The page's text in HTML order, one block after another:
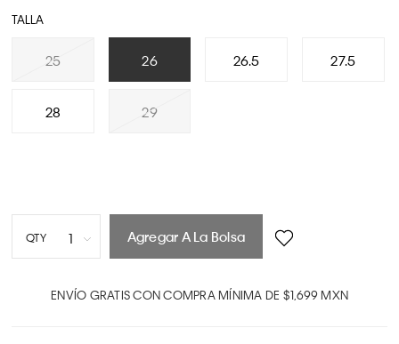
TALLA
25 26 26.5 27.5
28 29
QTY 1 Agregar A La Bolsa
ENVÍO GRATIS CON COMPRA MÍNIMA DE $1,699 MXN